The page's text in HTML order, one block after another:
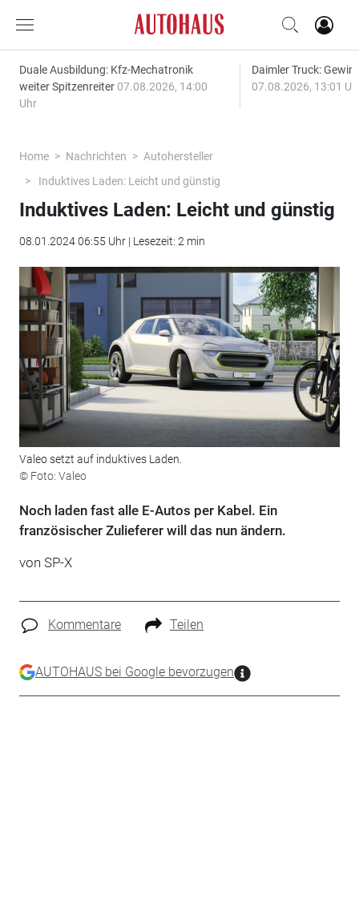
Duale Ausbildung: Kfz-Mechatronik
weiter Spitzenreiter 07.08.2026, 14:00
Uhr
Daimler Truck:
07.08.2026, 13:01
Home Nachrichten
Autohersteller
Induktives Laden: Leicht und günstig
Induktives Laden: Leicht und günstig
08.01.2024 06:55 Uhr | Lesezeit: 2 min
Valeo setzt auf induktives Laden.
© Foto: Valeo
Noch laden fast alle E-Autos per Kabel. Ein
französischer Zulieferer will das nun ändern.
von SP-X
Kommentare Teilen
AUTOHAUS bei Google bevorzugen